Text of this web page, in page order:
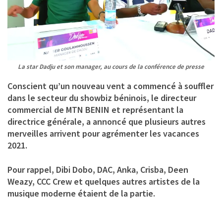
La star Dadju et son manager, au cours de la conférence de presse
Conscient qu’un nouveau vent a commencé à souffler
dans le secteur du showbiz béninois, le directeur
commercial de MTN BENIN et représentant la
directrice générale, a annoncé que plusieurs autres
merveilles arrivent pour agrémenter les vacances
2021.
Pour rappel, Dibi Dobo, DAC, Anka, Crisba, Deen
Weazy, CCC Crew et quelques autres artistes de la
musique moderne étaient de la partie.